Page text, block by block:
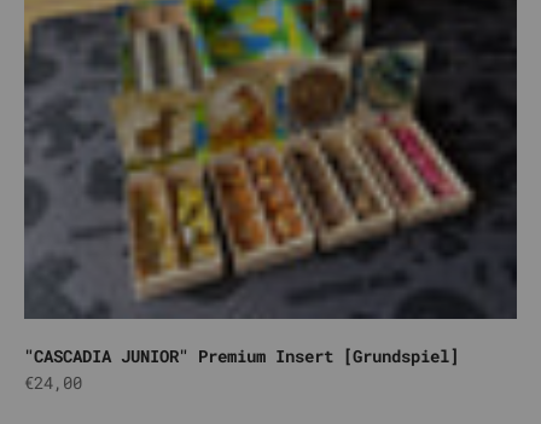
"CASCADIA JUNIOR" Premium Insert [Grundspiel]
Angebot
€24,00